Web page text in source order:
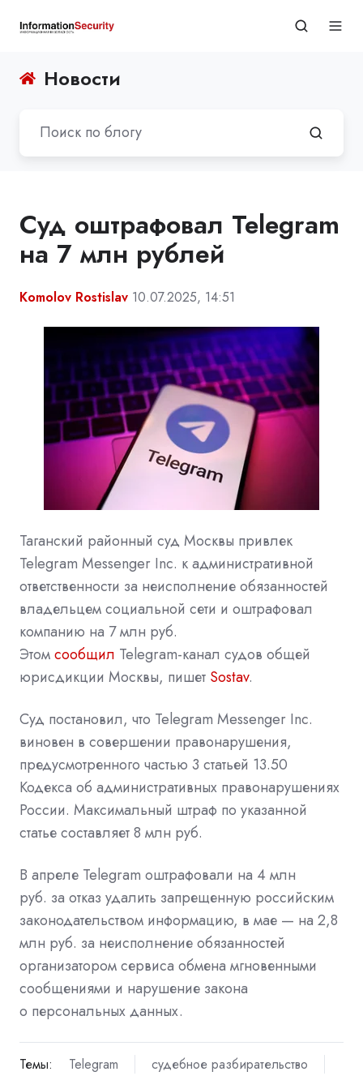
Новости
Суд оштрафовал Telegram
на 7 млн рублей
Komolov Rostislav 10.07.2025, 14:51
Таганский районный суд Москвы привлек
Telegram Messenger Inc. к административной
ответственности за неисполнение обязанностей
владельцем социальной сети и оштрафовал
компанию на 7 млн руб.
Этомсообщил Telegram-канал судов общей
юрисдикции Москвы, пишет Sostav.
Суд постановил, что Telegram Messenger Inc.
виновен в совершении правонарушения,
предусмотренного частью 3 статьей 13.50
Кодекса об административных правонарушениях
России. Максимальный штраф по указанной
статье составляет 8 млн руб.
В апреле Telegram оштрафовали на 4 млн
руб. за отказ удалить запрещенную российским
законодательством информацию, в мае — на 2,8
млн руб. за неисполнение обязанностей
организатором сервиса обмена мгновенными
сообщениями и нарушение закона
о персональных данных.
Темы: Telegram
судебное разбирательство